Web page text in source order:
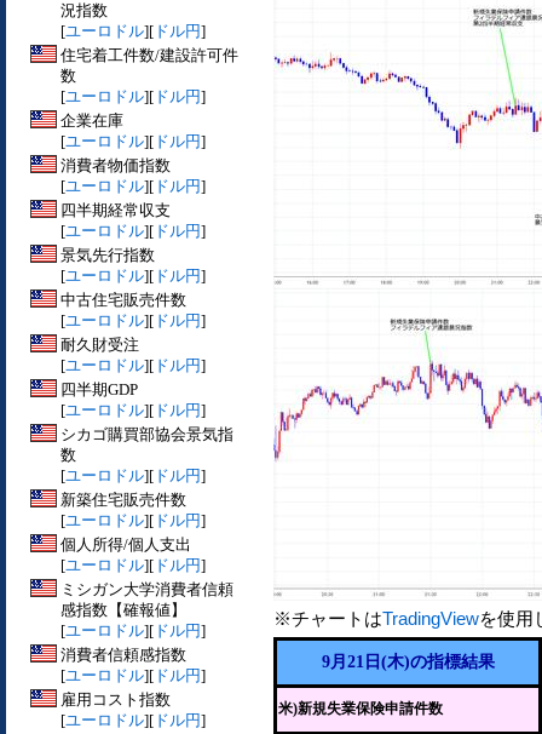
況指数
[ユーロドル][ ドル円]
住宅着工件数/建設許可件
数
[ユーロドル][ ドル円]
企業在庫
[ユーロドル][ ドル円]
消費者物価指数
[ユーロドル][ ドル円]
四半期経常収支
[ユーロドル][ ドル円]
景気先行指数
[ユーロドル][ ドル円]
中古住宅販売件数
[ユーロドル][ ドル円]
耐久財受注
[ユーロドル][ ドル円]
四半期GDP
[ユーロドル][ ドル円]
シカゴ購買部協会景気指
数
[ユーロドル][ ドル円]
新築住宅販売件数
[ユーロドル][ ドル円]
個人所得/個人支出
[ユーロドル][ ドル円]
ミシガン大学消費者信頼
感指数【確報値】
[ユーロドル][ ドル円]
消費者信頼感指数
[ユーロドル][ ドル円]
雇用コスト指数
[ユーロドル][ ドル円]
※チャートはTradingViewを使用
9月21日(木)の指標結果
米)新規失業保険申請件数